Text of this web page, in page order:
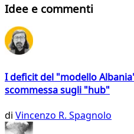
Idee e commenti
I deficit del "modello
scommessa sugli "hub"
di Vincenzo R. Spagnolo